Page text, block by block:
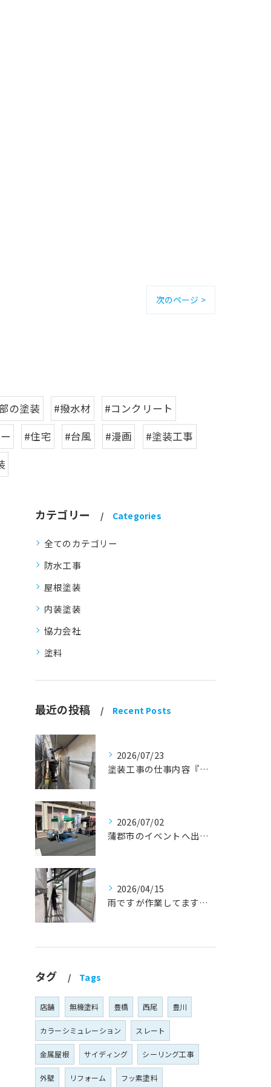
次のページ >
の塗装 #撥水材
#コンクリート
#住宅 #台風 #漫画
#塗装工事
カテゴリー Categories
全てのカテゴリー
防水工事
屋根塗装
内装塗装
協力会社
塗料
最近の投稿 Recent Posts
2026/07/23
塗装工事の仕事内容『蒲郡市・岡崎市 外壁塗装・屋根塗装・雨漏り修理』
2026/07/02
蒲郡市のイベントへ出店しました！『外壁塗装・屋根塗装・雨漏り修理』
2026/04/15
雨ですが作業してます！『蒲郡市・岡崎市 外壁塗装・屋根塗装・雨漏り修理』
タグ Tags
店舗 無機塗料 豊橋 西尾 豊川
カラーシミュレーション スレート
金属屋根 サイディング シーリング工事
外壁 リフォーム フッ素塗料